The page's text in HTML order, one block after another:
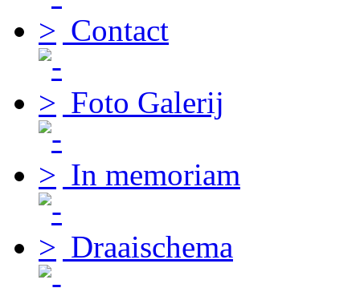
Contact
Foto Galerij
In memoriam
Draaischema